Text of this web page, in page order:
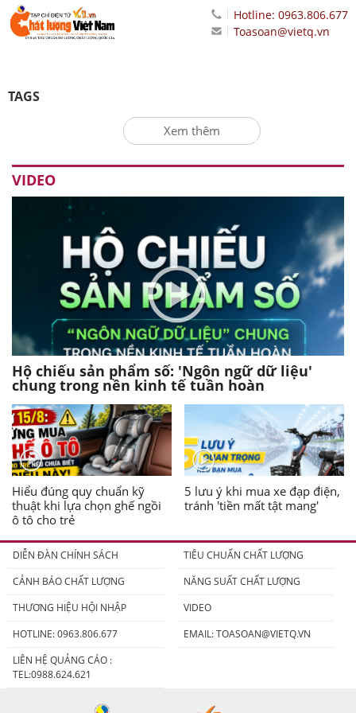
Hotline: 0963.806.677
Toasoan@vietq.vn
TAGS
Xem thêm
VIDEO
Hộ chiếu sản phẩm số: 'Ngôn ngữ dữ liệu'
chung trong nền kinh tế tuần hoàn
Hiểu đúng quy chuẩn kỹ
thuật khi lựa chọn ghế ngồi
ô tô cho trẻ
5 lưu ý khi mua xe đạp điện,
tránh 'tiền mất tật mang'
DIỄN ĐÀN CHÍNH SÁCH
TIÊU CHUẨN CHẤT LƯỢNG
CẢNH BÁO CHẤT LƯỢNG
NĂNG SUẤT CHẤT LƯỢNG
THƯƠNG HIỆU HỘI NHẬP
VIDEO
HOTLINE: 0963.806.677
EMAIL:TOASOAN@VIETQ.VN
LIÊN HỆ QUẢNG CÁO :
TEL:0988.624.621